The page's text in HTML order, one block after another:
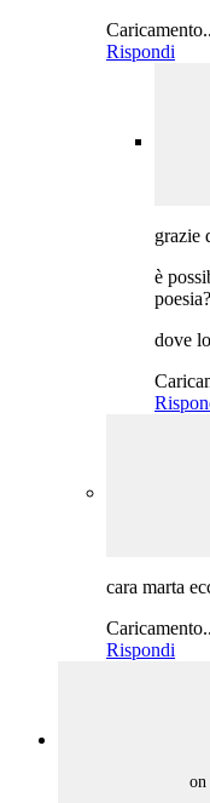
Rispondi
grazie
è
poesia?
dove
cara marta
Rispondi
on